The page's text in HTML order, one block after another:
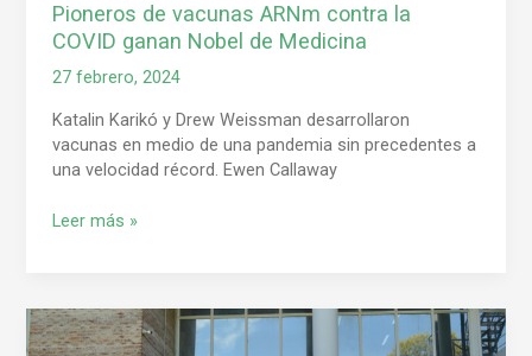
Pioneros de vacunas ARNm contra la
COVID ganan Nobel de Medicina
27 febrero, 2024
Katalin Karikó y Drew Weissman desarrollaron
vacunas en medio de una pandemia sin precedentes a
una velocidad récord. Ewen Callaway
Leer más »
1º
Jornada